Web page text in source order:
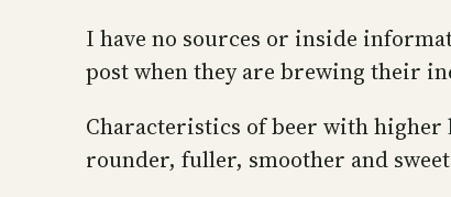
I have no sources or inside
post when they are brewing their
Characteristics of beer with higher
rounder, fuller, smoother and